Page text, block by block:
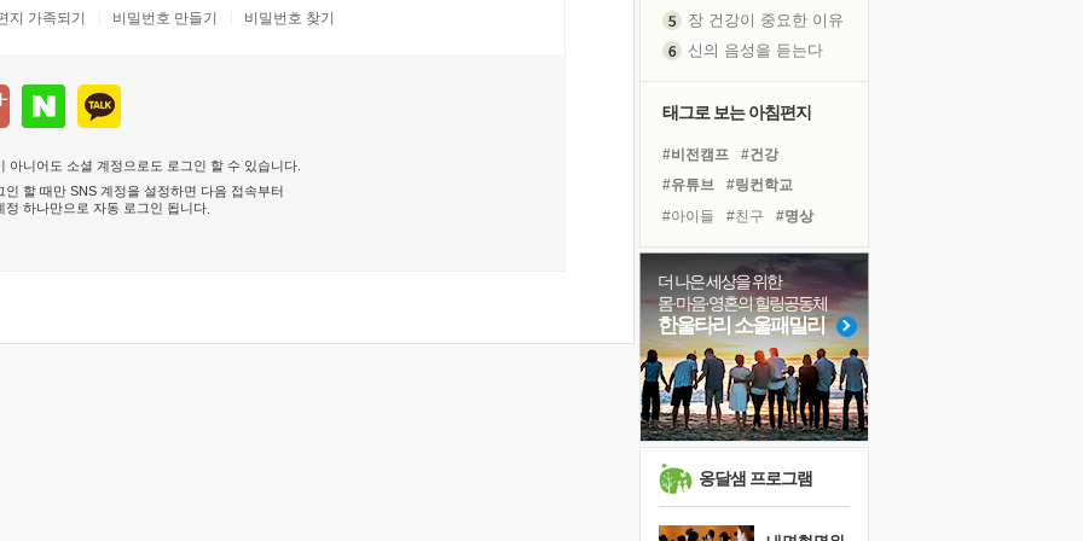
지 가족되기 비밀번호 만들기 비밀번호 찾기
아니어도 소셜 계정으로도 로그인 할 수 있습니다.
인 할 때만 SNS 계정을 설정하면 다음 접속부터
정 하나만으로 자동 로그인 됩니다
장 건강이 중요한 이유
신의 음성을 듣는다
극과 극의 양 끝단
처음 손을 잡았던 날
꿈이 실제가 되는 것
'말 타는 법'을 먼저
졸업식 사진을 보며
극심한 변비, 어깨결림, 수면 장애
아픈 아버지를 위한 공간 설계
슬럼프
보고 싶은 어머니
유년 시절의 부산 영도 바다
못된 꼰대들
'모른다'는 것
태그로 보는 아침편지
#비전캠프
#건강
#유튜브
#링컨학교
#아이들
#친구
#명상
#면역력
#삶
#다짐
#독서
#바이러스
#사람
#힐링
#리더
#독서캠프
#계획
#선택
#나눔
#위기
#희망
더 나은 세상을 위한
몸·마음·영혼의 힐링공동체
한울타리 소울패밀리
옹달샘 프로그램